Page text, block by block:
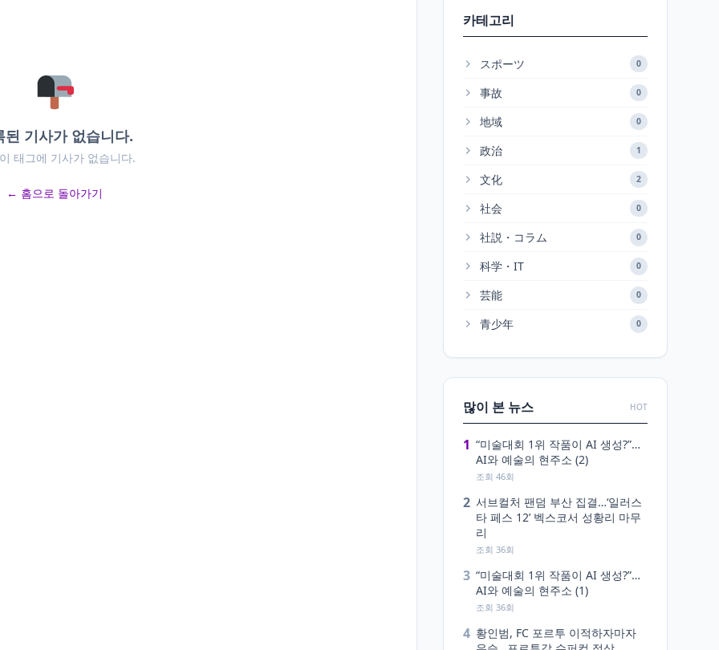
된 기사가 없습니다.
태그에 기사가 없습니다.
← 홈으로 돌아가기
카테고리
スポーツ 0
事故 0
地域 0
政治 1
文化 2
社会 0
社説・コラム 0
科学・IT 0
芸能 0
青少年 0
많이 본 뉴스 HOT
1 “미술대회 1위 작품이 AI 생성?”…
AI와 예술의 현주소 (2)
조회 46회
2 서브컬처 팬덤 부산 집결…‘일러스
타 페스 12’ 벡스코서 성황리 마무
리
조회 36회
3 “미술대회 1위 작품이 AI 생성?”…
AI와 예술의 현주소 (1)
조회 36회
4 황인범, FC 포르투 이적하자마자